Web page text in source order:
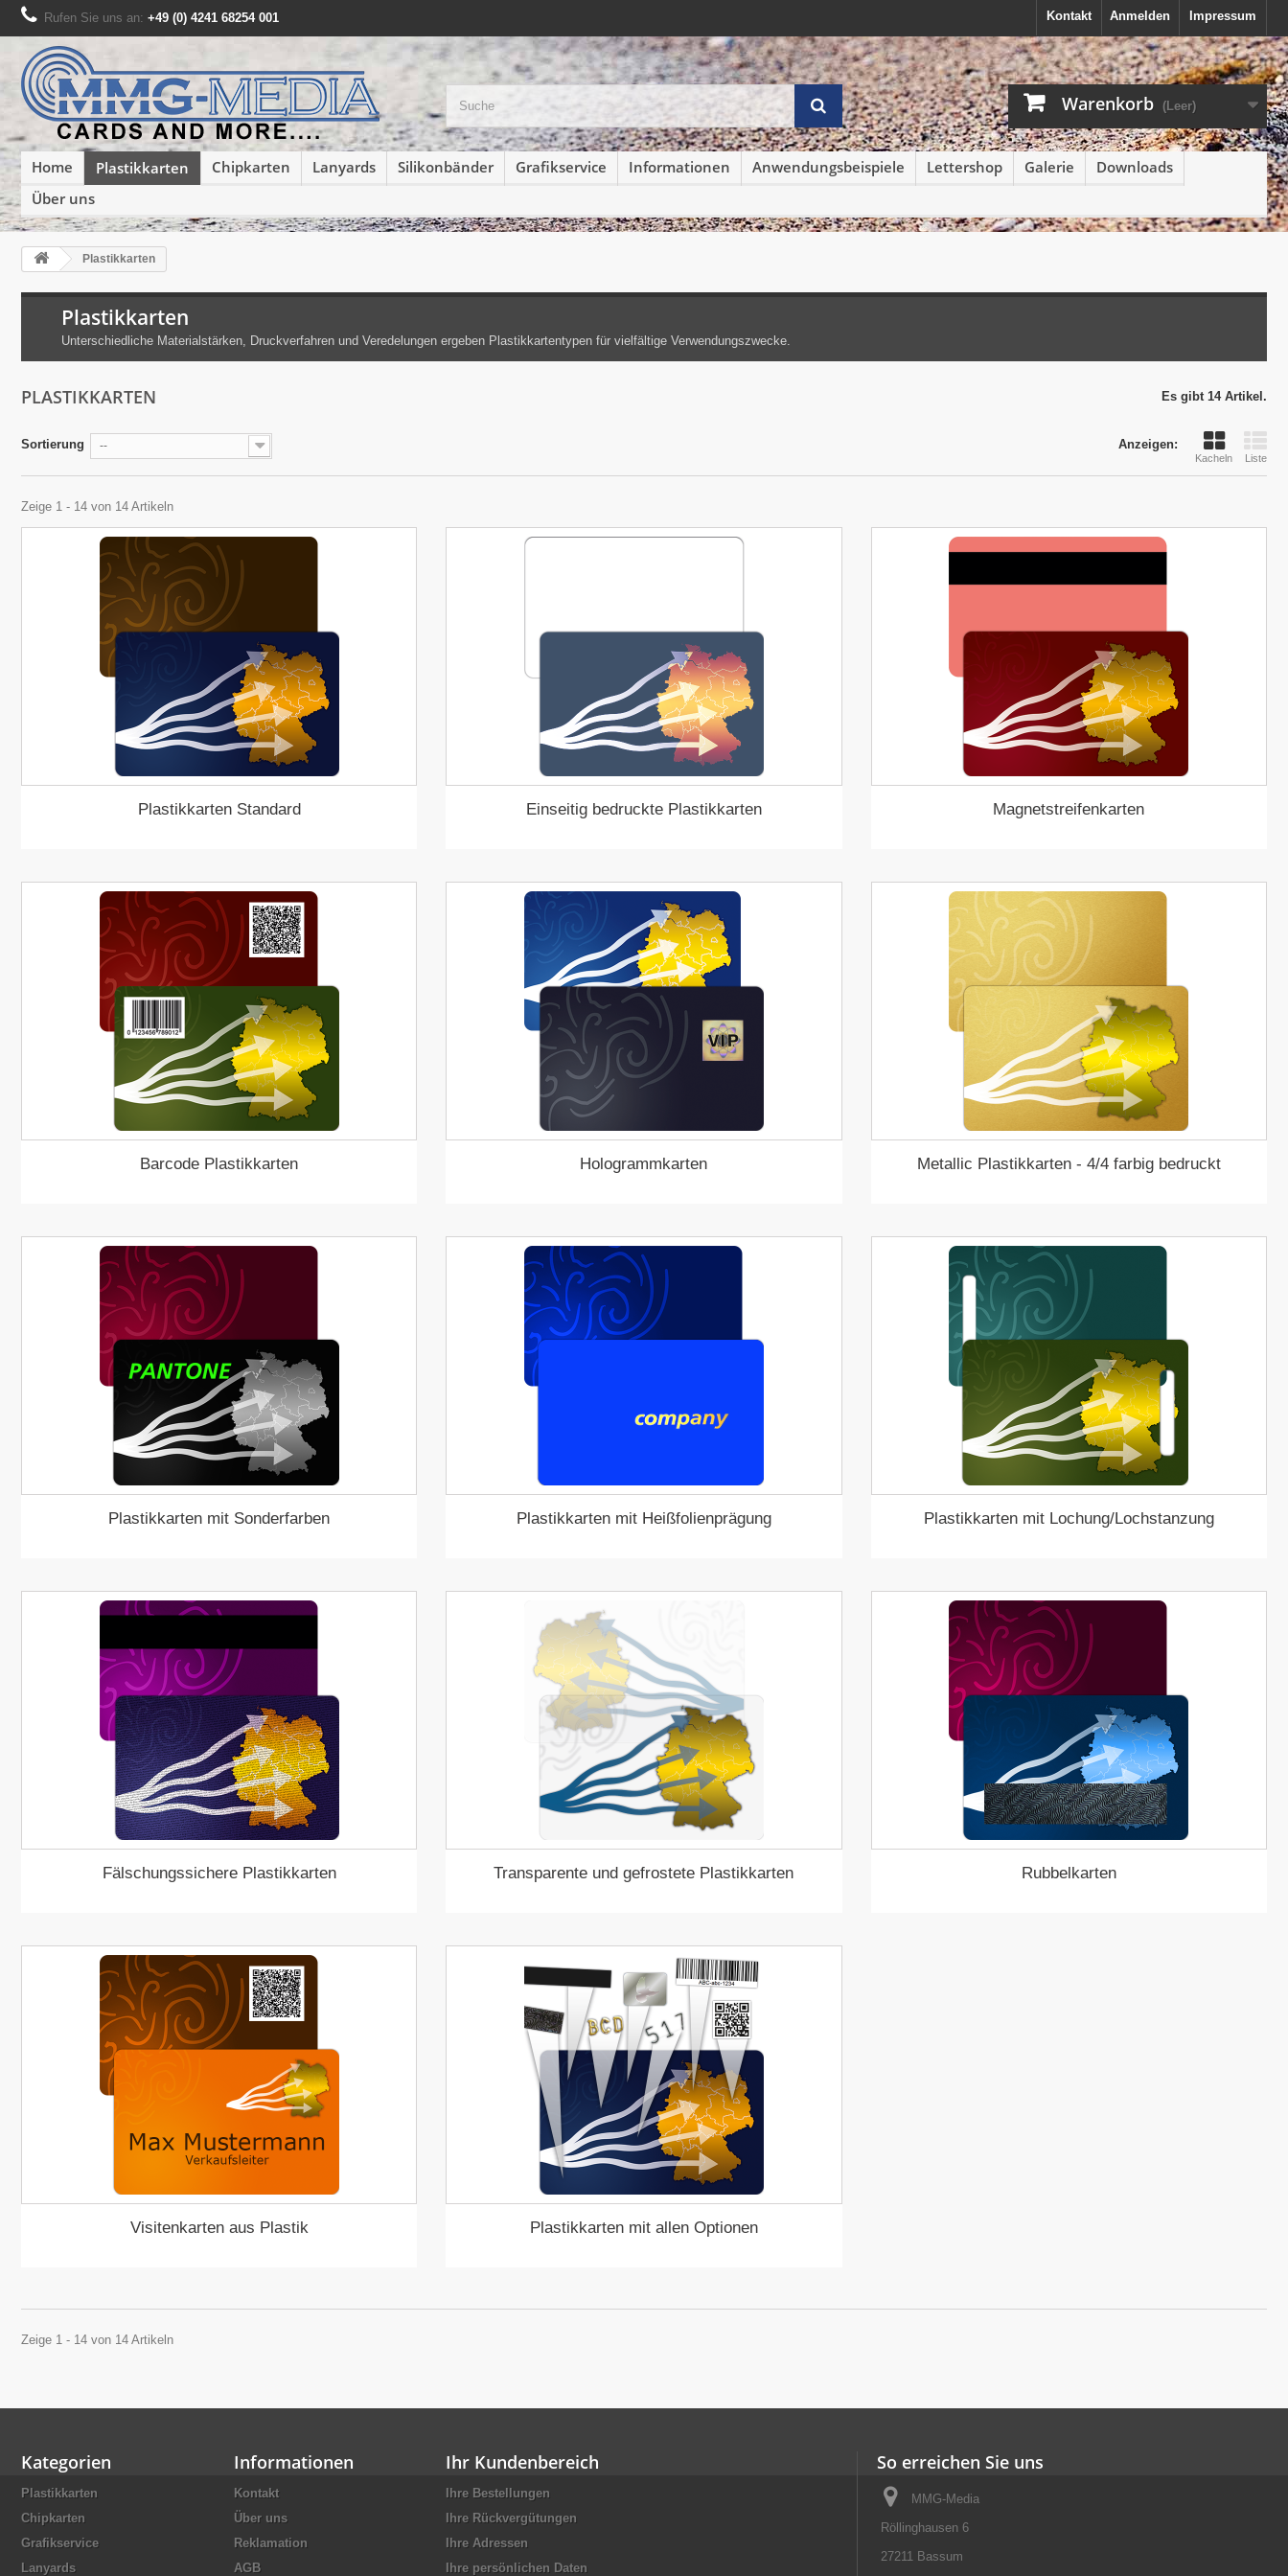
Impressum
Anmelden
Kontakt
Rufen Sie uns an: +49 (0) 4241 68254 001
Warenkorb (Leer)
Home Plastikkarten Chipkarten Lanyards Silikonbänder Grafikservice Informationen Anwendungsbeispiele Lettershop Galerie
Downloads
Über uns
Plastikkarten
Plastikkarten
Unterschiedliche Materialstärken, Druckverfahren und Veredelungen ergeben Plastikkartentypen für vielfältige Verwendungszwecke.
PLASTIKKARTEN Es gibt 14 Artikel.
Anzeigen:
Kacheln Liste
Sortierung --
Zeige 1 - 14 von 14 Artikeln
Plastikkarten Standard Einseitig bedruckte Plastikkarten Magnetstreifenkarten
Barcode Plastikkarten Hologrammkarten Metallic Plastikkarten - 4/4 farbig bedruckt
Plastikkarten mit Sonderfarben Plastikkarten mit Heißfolienprägung Plastikkarten mit Lochung/Lochstanzung
Fälschungssichere Plastikkarten Transparente und gefrostete Plastikkarten Rubbelkarten
Visitenkarten aus Plastik Plastikkarten mit allen Optionen
Zeige 1 - 14 von 14 Artikeln
Kategorien
Plastikkarten
Chipkarten
Grafikservice
Lanyards
Informationen
Kontakt
Über uns
Reklamation
AGB
Ihr Kundenbereich
Ihre Bestellungen
Ihre Rückvergütungen
Ihre Adressen
Ihre persönlichen Daten
So erreichen Sie uns
MMG-Media
Röllinghausen 6
27211 Bassum